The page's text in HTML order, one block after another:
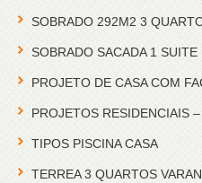
SOBRADO 292M2 3
SOBRADO SACADA 1 SUITE
PROJETO DE CASA COM
PROJETOS RESIDENCIAIS
TIPOS PISCINA CASA
TERREA 3 QUARTOS